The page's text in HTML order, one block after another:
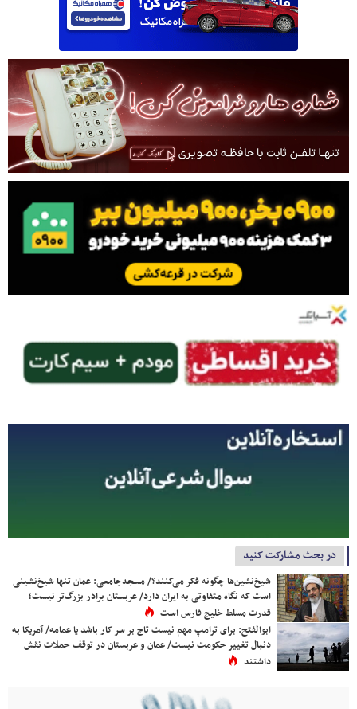
در بحث مشارکت کنید
شیخ‌نشین‌ها چگونه فکر می‌کنند؟/ مسجدجامعی: عمان تنها شیخ‌نشینی
است که نگاه متفاوتی به ایران دارد/ عربستان برادر بزرگ‌تر نیست؛
قدرت مسلط خلیج فارس است
ابوالفتح: برای ترامپ مهم نیست تاج بر سر کار باشد یا عمامه/ آمریکا به
دنبال تغییر حکومت نیست/ عمان و عربستان در توقف حملات نقش
داشتند